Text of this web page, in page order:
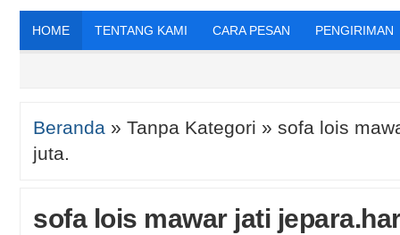
HOME TENTANG KAMI CARA PESAN PENGIRIMAN
Beranda » Tanpa Kategori » sofa lois
juta.
sofa lois mawar jati